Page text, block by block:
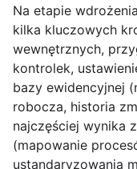
Na etapie
kilka kluczowych
wewnętrznych,
kontrolek,
bazy ewidencyjnej
robocza, historia
najczęściej wynika
(mapowanie
ustandaryzowania